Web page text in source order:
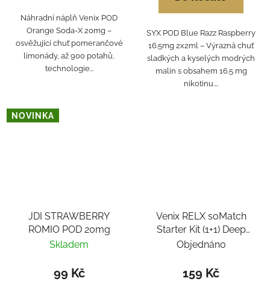
Náhradní náplň Venix POD
Orange Soda-X 20mg –
osvěžující chuť pomerančové
limonády, až 900 potahů,
technologie...
SYX POD Blue Razz Raspberry
16.5mg 2x2ml – Výrazná chuť
sladkých a kyselých modrých
malin s obsahem 16.5 mg
nikotinu....
NOVINKA
JDI STRAWBERRY
ROMIO POD 20mg
Skladem
99 Kč
Venix RELX soMatch
Starter Kit (1+1) Deep
Blue - Blueberry
Objednáno
159 Kč